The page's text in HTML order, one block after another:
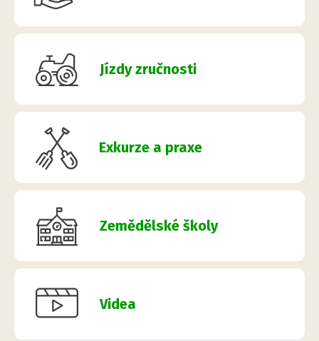
Jízdy zručnosti
Exkurze a praxe
Zemědělské školy
Videa